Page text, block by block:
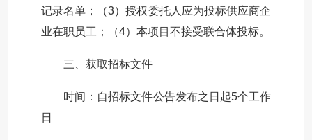
记录名单；（3）授权委托人应为投标供应商企
业在职员工；（4）本项目不接受联合体投标。
三、获取招标文件
时间：自招标文件公告发布之日起5个工作
日